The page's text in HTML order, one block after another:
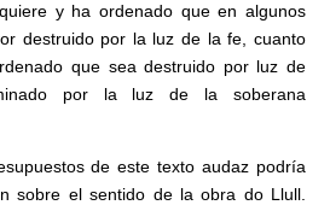
y ha ordenado que en algunos
destruido por la luz de la fe, cuanto
que sea destruido por luz de
por la luz de la soberana
de este texto audaz podría
sobre el sentido de la obra do Llull.